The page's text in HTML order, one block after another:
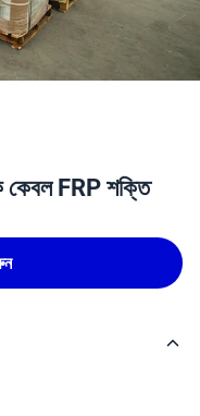
কেবল FRP শক্তি